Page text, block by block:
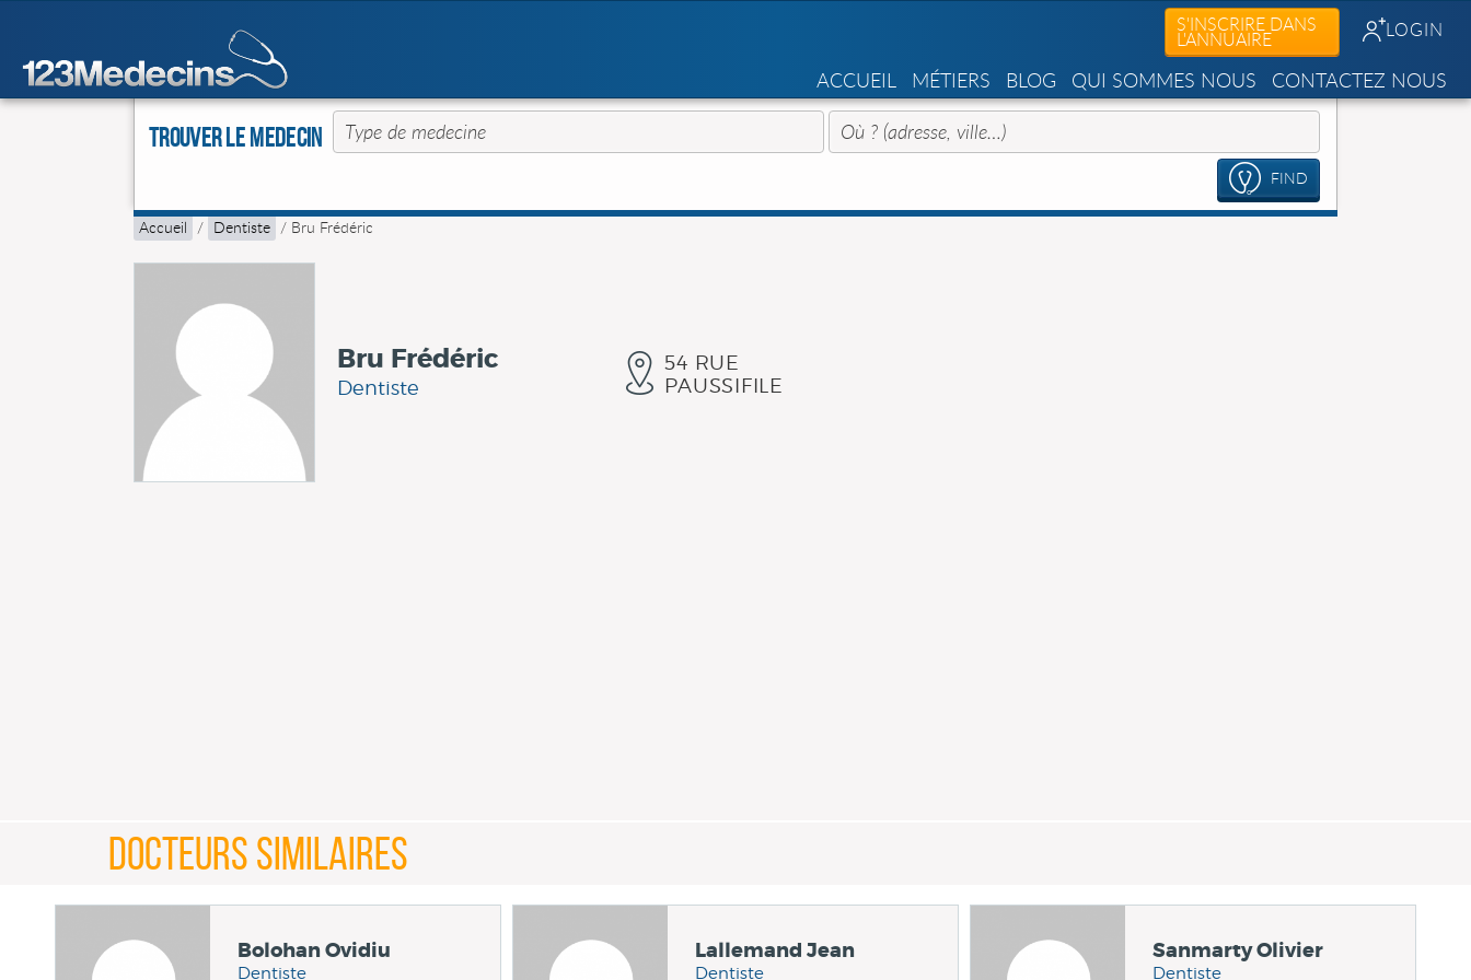
S'INSCRIRE DANS
L'ANNUAIRE LOGIN
ACCUEIL MÉTIERS BLOG QUI SOMMES NOUS CONTACTEZ NOUS
Trouver le Medecin
FIND
Accueil / Dentiste / Bru Frédéric
Bru Frédéric
Dentiste
54 RUE
PAUSSIFILE
DOCTEURS SIMILAIRES
Bolohan Ovidiu
Dentiste
Lallemand Jean
Dentiste
Sanmarty Olivier
Dentiste